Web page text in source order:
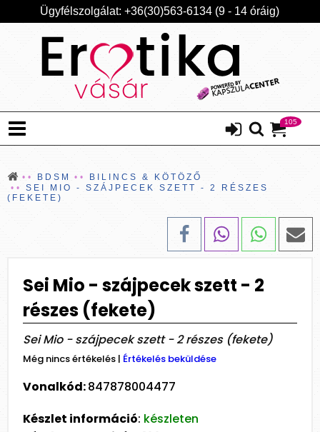
Ügyfélszolgálat: +36(30)563-6134 (9 - 14 óráig)
105
BDSM
BILINCS & KÖTÖZŐ
SEI MIO - SZÁJPECEK SZETT - 2 RÉSZES
(FEKETE)
Sei Mio - szájpecek szett - 2
részes (fekete)
Sei Mio - szájpecek szett - 2 részes (fekete)
Még nincs értékelés | Értékelés beküldése
Vonalkód:847878004477
Készlet információ: készleten